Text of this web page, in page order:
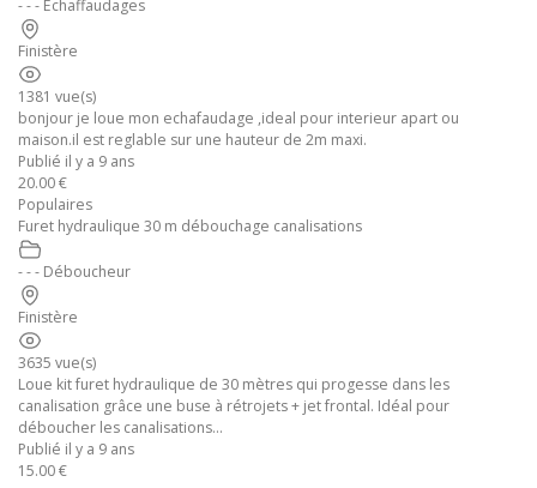
- - - Echaffaudages
Finistère
1381 vue(s)
bonjour je loue mon echafaudage ,ideal pour interieur apart ou
maison.il est reglable sur une hauteur de 2m maxi.
Publié il y a 9 ans
20.00 €
Populaires
Furet hydraulique 30 m débouchage canalisations
- - - Déboucheur
Finistère
3635 vue(s)
Loue kit furet hydraulique de 30 mètres qui progesse dans les
canalisation grâce une buse à rétrojets + jet frontal. Idéal pour
déboucher les canalisations...
Publié il y a 9 ans
15.00 €